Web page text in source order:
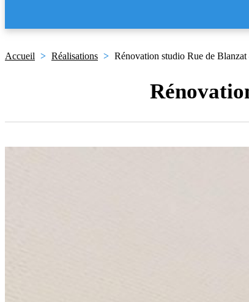
Accueil > Réalisations > Rénovation studio Rue de